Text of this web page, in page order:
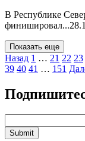
В Республике
финишировал...
Показать еще
Назад 1 … 21 22 23
39 40 41 … 151